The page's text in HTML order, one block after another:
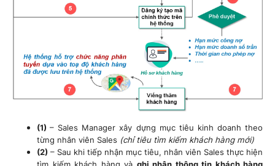
(1)– Sales Manager xây dựng mục tiêu kinh doanh theo
từng nhân viên Sales (chỉ tiêu tìm kiếm khách hàng mới)
(2) – Sau khi tiếp nhận mục tiêu, nhân viên Sales thực hiện
tìm kiếm khách hàng và ghi nhận thông tin khách hàng